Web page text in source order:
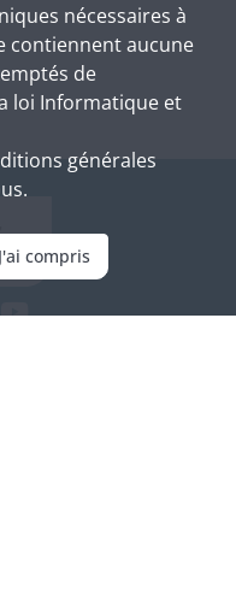
nécessaires à
contiennent aucune
de
loi Informatique et
générales
J'ai compris